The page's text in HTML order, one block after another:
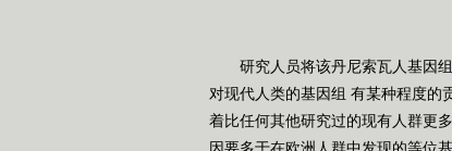
研究人员将该丹尼索瓦人基因组
对现代人类的基因组 有某种程度的
着比任何其他研究过的现有人群更